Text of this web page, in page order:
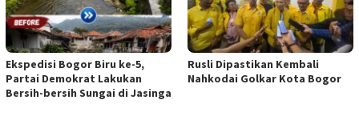
Ekspedisi Bogor Biru ke-5,
Partai Demokrat Lakukan
Bersih-bersih Sungai di Jasinga
Rusli Dipastikan Kembali
Nahkodai Golkar Kota Bogor